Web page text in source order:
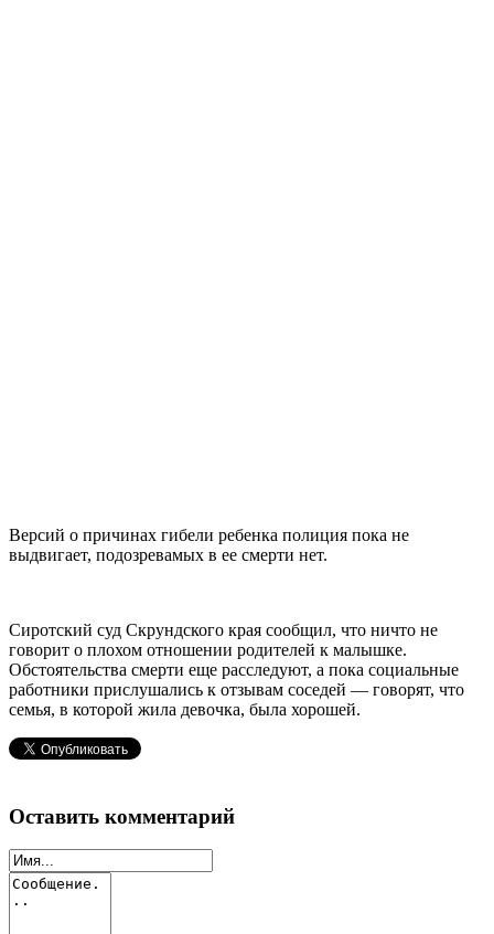
Версий о причинах гибели ребенка полиция пока не
выдвигает, подозревамых в ее смерти нет.
Сиротский суд Скрундского края сообщил, что ничто не
говорит о плохом отношении родителей к малышке.
Обстоятельства смерти еще расследуют, а пока социальные
работники прислушались к отзывам соседей — говорят, что
семья, в которой жила девочка, была хорошей.
Оставить комментарий